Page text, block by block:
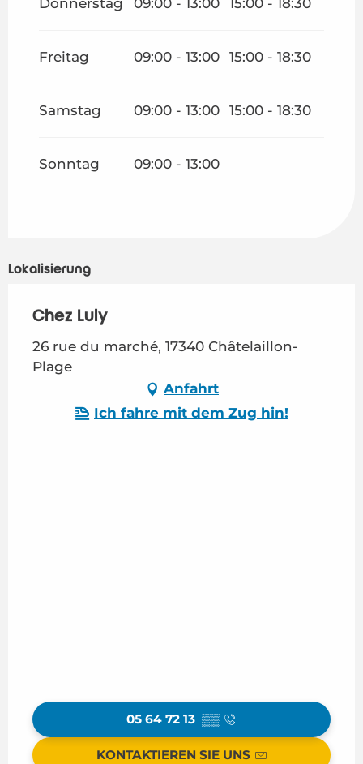
Freitag 09:00 - 13:00 15:00 - 18:30
Samstag 09:00 - 13:00 15:00 - 18:30
Sonntag 09:00 - 13:00
Lokalisierung
Chez Luly
26 rue du marché, 17340 Châtelaillon-
Plage
Anfahrt
Ich fahre mit dem Zug hin!
05 64 72 13 ▒▒
KONTAKTIEREN SIE UNS